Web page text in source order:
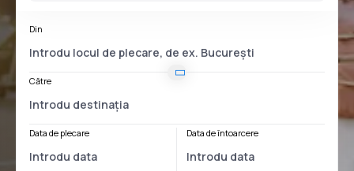
Din
Către
Data de plecare Data de întoarcere